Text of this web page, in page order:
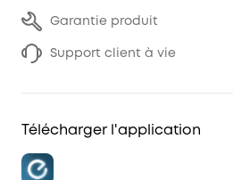
Garantie produit
Support client à vie
Télécharger l'application